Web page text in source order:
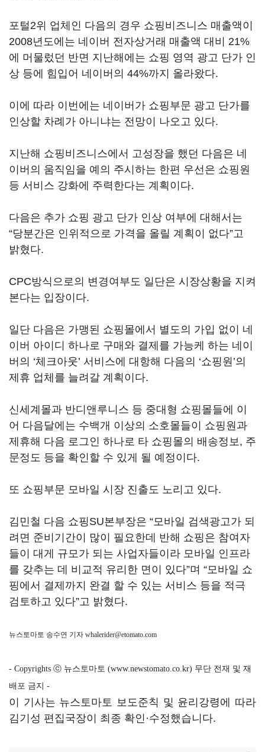
포털2위 업체인 다음의 경우 쇼핑비즈니스 매출액이
2008년도에는 네이버 전자상거래 매출액 대비 21%
에 머물렀던 반면 지난해에는 쇼핑 영역 광고 단가 인
상 등에 힘입어 네이버의 44%까지 올라왔다.
이에 따라 이번에는 네이버가 쇼핑부문 광고 단가를
인상할 차례가 아니냐는 전망이 나오고 있다.
지난해 쇼핑비즈니스에서 고성장을 했던 다음은 네
이버의 움직임을 예의 주시하는 한편 우선은 쇼핑원
등 서비스 강화에 주력한다는 계획이다.
다음은 추가 쇼핑 광고 단가 인상 여부에 대해서는
“당분간은 인위적으로 가격을 올릴 계획이 없다”고
밝혔다.
CPC방식으로의 변경여부도 일단은 시장상황을 지켜
본다는 입장이다.
일단 다음은 가맹된 쇼핑몰에서 별도의 가입 없이 네
이버 아이디 하나로 구매와 결제를 가능케 하는 네이
버의 ‘체크아웃’ 서비스에 대항해 다음의 ‘쇼핑원’의
제휴 업체를 늘려갈 계획이다.
신세계몰과 반디앤루니스 등 중대형 쇼핑몰들에 이
어 다음달에는 수백개 이상의 소호몰들이 쇼핑원과
제휴해 다음 로그인 하나로 타 쇼핑몰의 배송정보, 주
문정도 등을 확인할 수 있게 될 예정이다.
또 쇼핑부문 모바일 시장 진출도 노리고 있다.
김민철 다음 쇼핑SU본부장은 “모바일 검색광고가 되
려면 준비기간이 많이 필요한데 반해 쇼핑은 참여자
들이 대게 규모가 되는 사업자들이라 모바일 인프라
를 갖추는 데 비교적 유리한 면이 있다”며 “모바일 쇼
핑에서 결제까지 완결 할 수 있는 서비스 등을 적극
검토하고 있다”고 밝혔다.
뉴스토마토 송수연 기자 whalerider@etomato.com
- Copyrights ⓒ 뉴스토마토 (www.newstomato.co.kr) 무단 전재 및 재
배포 금지 -
이 기사는 뉴스토마토 보도준칙 및 윤리강령에 따라
김기성 편집국장이 최종 확인·수정했습니다.